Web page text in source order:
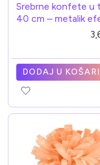
Srebrne konfete u
40 cm – metalik
DODAJ U